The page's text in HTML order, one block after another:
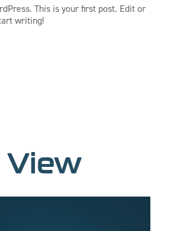
This is your first post. Edit or
writing!
View